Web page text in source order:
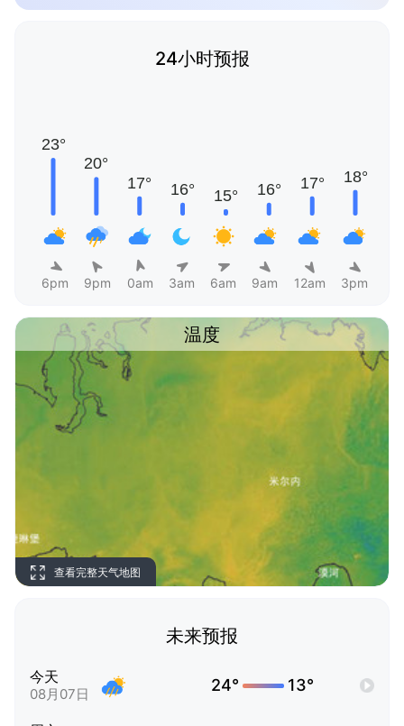
24小时预报
6pm 9pm 0am 3am 6am 9am 12am 3pm
温度
查看完整天气地图
未来预报
今天
08月07日 24° 13°